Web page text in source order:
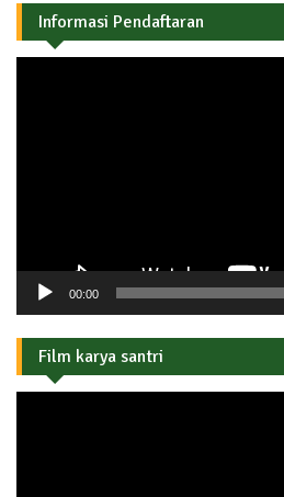
Informasi Pendaftaran
00:00
Film karya santri